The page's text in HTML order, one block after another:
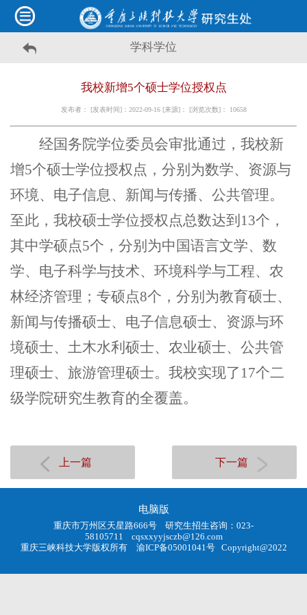
学科学位
我校新增5个硕士学位授权点
发布者： [发表时间]：2022-09-16 [来源]： [浏览次数]： 10658
经国务院学位委员会审批通过，我校新
增5个硕士学位授权点，分别为数学、资源与
环境、电子信息、新闻与传播、公共管理。
至此，我校硕士学位授权点总数达到13个，
其中学硕点5个，分别为中国语言文学、数
学、电子科学与技术、环境科学与工程、农
林经济管理；专硕点8个，分别为教育硕士、
新闻与传播硕士、电子信息硕士、资源与环
境硕士、土木水利硕士、农业硕士、公共管
理硕士、旅游管理硕士。我校实现了17个二
级学院研究生教育的全覆盖。
上一篇 下一篇
电脑版
重庆市万州区天星路666号 研究生招生咨询：023-
58105711 cqsxxyyjsczb@126.com
重庆三峡科技大学版权所有 渝ICP备05001041号Copyright@2022